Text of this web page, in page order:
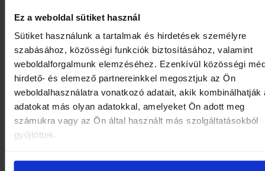
Ez a weboldal sütiket használ
Sütiket használunk a tartalmak és hirdetések személyre
szabásához, közösségi funkciók biztosításához, valamint
weboldalforgalmunk elemzéséhez. Ezenkívül közösségi
hirdető- és elemező partnereinkkel megosztjuk az Ön
weboldalhasználatra vonatkozó adatait, akik kombinálhatják
adatokat más olyan adatokkal, amelyeket Ön adott meg
számukra vagy az Ön által használt más szolgáltatásokból
gyűjtöttek.
Talán a legnagyobb változás negyven felett az, hogy
kell tanulnunk engedélyt adni magunknak a lassításra.
Elfogadni, hogy a pihenés nem jutalom, hanem
A gyógyfürdő és a szauna ebben segít igazán: kiszakít
hétköznapi tempóból, leveszi a terhet az ízületekről, és
lehetőséget ad arra, hogy a test a saját ritmusában
töltődjön fel.
már nem múlik el magától, érdemes másképp